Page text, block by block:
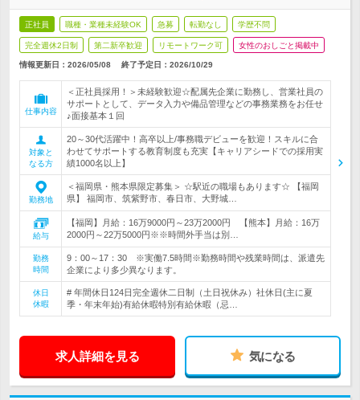
正社員 職種・業種未経験OK 急募 転勤なし 学歴不問
完全週休2日制 第二新卒歓迎 リモートワーク可 女性のおしごと掲載中
情報更新日：2026/05/08 終了予定日： 2026/10/29
仕事内容
＜正社員採用！＞未経験歓迎☆配属先企業に勤務し、営業社員の
サポートとして、データ入力や備品管理などの事務業務をお任せ
♪面接基本１回
対象と
なる方
20～30代活躍中！高卒以上/事務職デビューを歓迎！スキルに合
わせてサポートする教育制度も充実【キャリアシードでの採用実
績1000名以上】
勤務地
＜福岡県・熊本県限定募集＞ ☆駅近の職場もあります☆ 【福岡
県】 福岡市、筑紫野市、春日市、大野城…
給与
【福岡】月給：16万9000円～23万2000円 【熊本】月給：16万
2000円～22万5000円※※時間外手当は別…
勤務
時間
9：00～17：30 ※実働7.5時間※勤務時間や残業時間は、派遣先
企業により多少異なります。
休日
休暇
# 年間休日124日完全週休二日制（土日祝休み）社休日(主に夏
季・年末年始)有給休暇特別有給休暇（忌…
求人詳細を見る 気になる